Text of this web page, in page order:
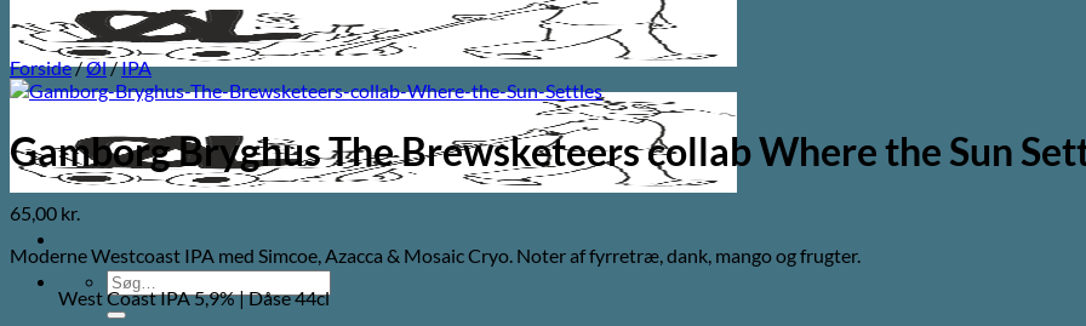
Søg
efter:
Forside/Øl/IPA
Gamborg Bryghus The Brewsketeers collab Where the Sun
65,00 kr.
Moderne Westcoast IPA med Simcoe, Azacca & Mosaic Cryo. Noter af fyrretræ, dank, mango og frugter.
West Coast IPA 5,9% | Dåse 44cl